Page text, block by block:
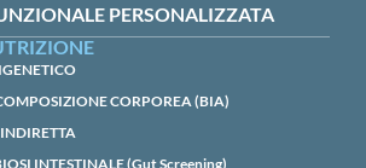
PERSONALIZZATA
CORPOREA (BIA)
INTESTINALE (Gut Screening)